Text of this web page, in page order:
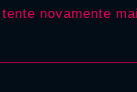
novamente